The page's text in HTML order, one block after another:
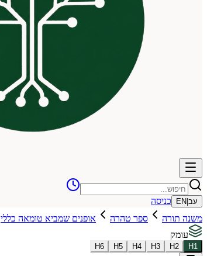
עב EN
כניסה
משנה תורה
ספר טהרה אופנים שמביא טומאה כללי
עומק
H1
H2
H3
H4
H5
H6